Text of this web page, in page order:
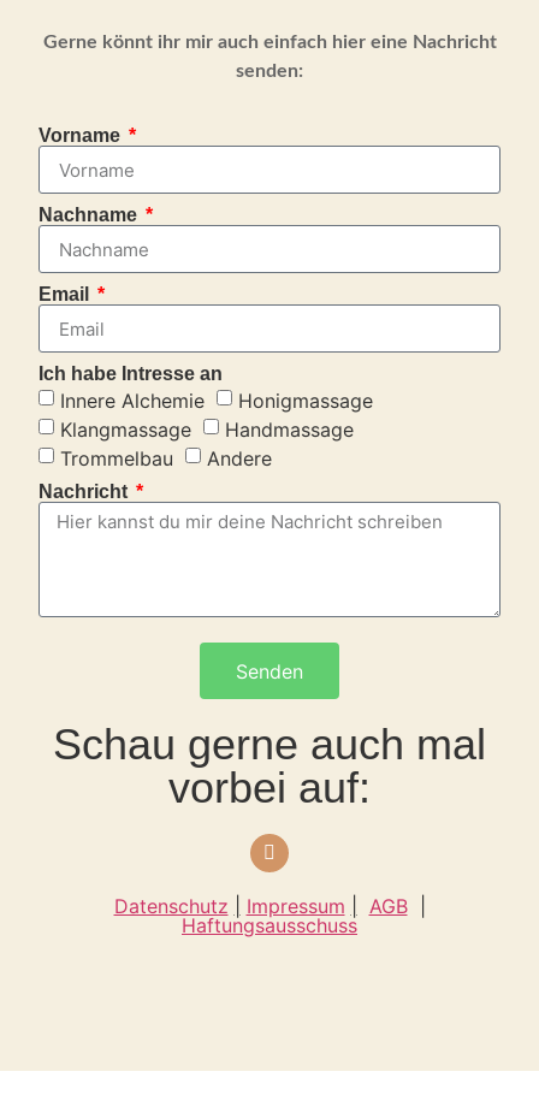
Gerne könnt ihr mir auch einfach hier eine Nachricht
senden:
Vorname
Nachname
Email
Ich habe Intresse an
Innere Alchemie
Honigmassage
Klangmassage
Handmassage
Trommelbau
Andere
Nachricht
Senden
Schau gerne auch mal
vorbei auf:
Datenschutz Impressum AGB
Haftungsausschuss